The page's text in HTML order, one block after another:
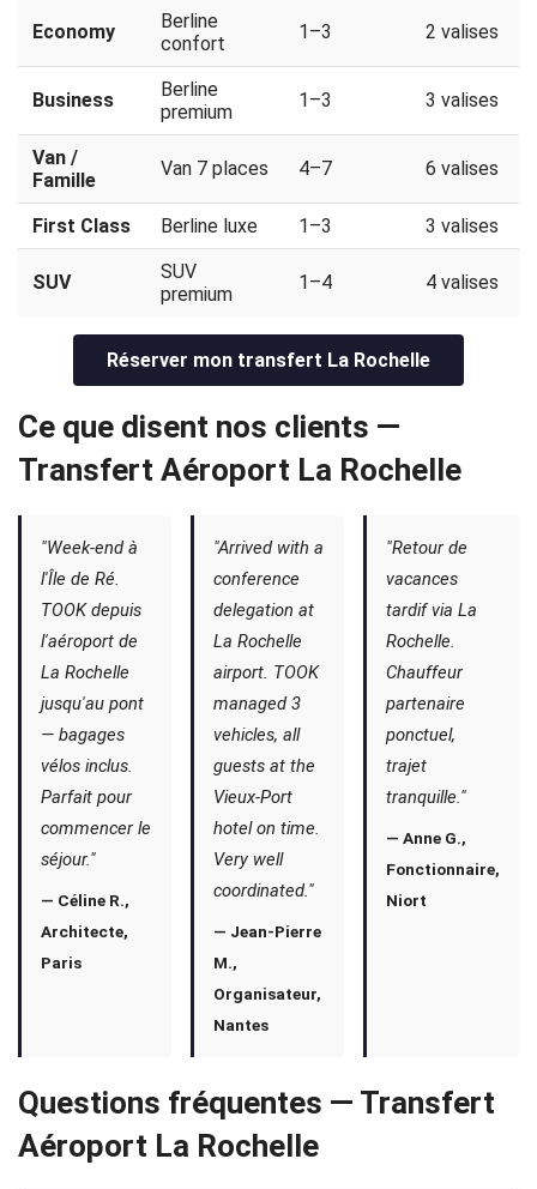
Economy
Berline
confort
1–3 2 valises
Business
Berline
premium
1–3 3 valises
Van /
Famille
Van 7 places 4–7 6 valises
First Class Berline luxe 1–3 3 valises
SUV
SUV
premium
1–4 4 valises
Réserver mon transfert La Rochelle
Ce que disent nos clients —
Transfert Aéroport La Rochelle
"Week-end à
l'Île de Ré.
TOOK depuis
l'aéroport de
La Rochelle
jusqu'au pont
— bagages
vélos inclus.
Parfait pour
commencer le
séjour."
— Céline R.,
Architecte,
Paris
"Arrived with a
conference
delegation at
La Rochelle
airport. TOOK
managed 3
vehicles, all
guests at the
Vieux-Port
hotel on time.
Very well
coordinated."
— Jean-Pierre
M.,
Organisateur,
Nantes
"Retour de
vacances
tardif via La
Rochelle.
Chauffeur
partenaire
ponctuel,
trajet
tranquille."
— Anne G.,
Fonctionnaire,
Niort
Questions fréquentes — Transfert
Aéroport La Rochelle